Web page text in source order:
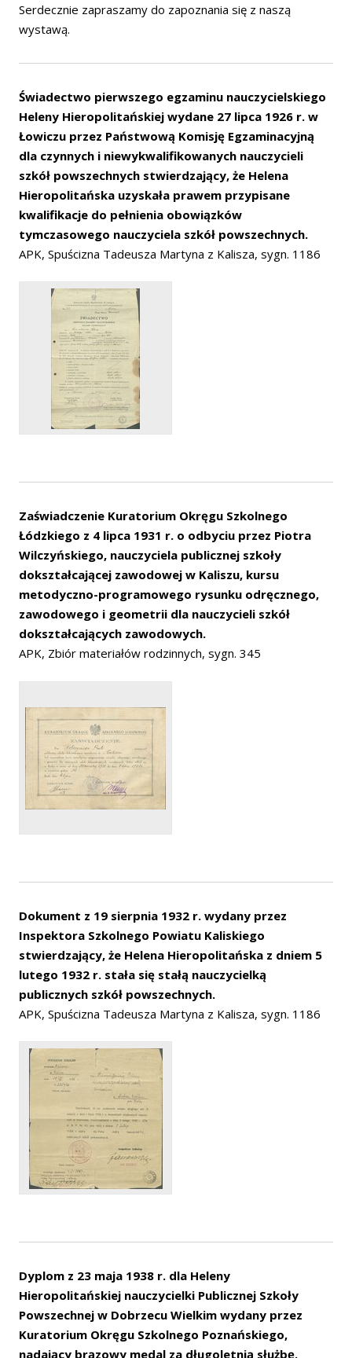
Serdecznie zapraszamy do zapoznania się z naszą
wystawą.
Świadectwo pierwszego egzaminu nauczycielskiego
Heleny Hieropolitańskiej wydane 27 lipca 1926 r. w
Łowiczu przez Państwową Komisję Egzaminacyjną
dla czynnych i niewykwalifikowanych nauczycieli
szkół powszechnych stwierdzający, że Helena
Hieropolitańska uzyskała prawem przypisane
kwalifikacje do pełnienia obowiązków
tymczasowego nauczyciela szkół powszechnych.
APK, Spuścizna Tadeusza Martyna z Kalisza, sygn. 1186
Zaświadczenie Kuratorium Okręgu Szkolnego
Łódzkiego z 4 lipca 1931 r. o odbyciu przez Piotra
Wilczyńskiego, nauczyciela publicznej szkoły
dokształcającej zawodowej w Kaliszu, kursu
metodyczno-programowego rysunku odręcznego,
zawodowego i geometrii dla nauczycieli szkół
dokształcających zawodowych.
APK, Zbiór materiałów rodzinnych, sygn. 345
Dokument z 19 sierpnia 1932 r. wydany przez
Inspektora Szkolnego Powiatu Kaliskiego
stwierdzający, że Helena Hieropolitańska z dniem 5
lutego 1932 r. stała się stałą nauczycielką
publicznych szkół powszechnych.
APK, Spuścizna Tadeusza Martyna z Kalisza, sygn. 1186
Dyplom z 23 maja 1938 r. dla Heleny
Hieropolitańskiej nauczycielki Publicznej Szkoły
Powszechnej w Dobrzecu Wielkim wydany przez
Kuratorium Okręgu Szkolnego Poznańskiego,
nadający brązowy medal za długoletnią służbę.